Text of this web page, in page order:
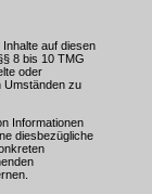
auf diesen
8 bis 10 TMG
oder
Umständen zu
Informationen
diesbezügliche